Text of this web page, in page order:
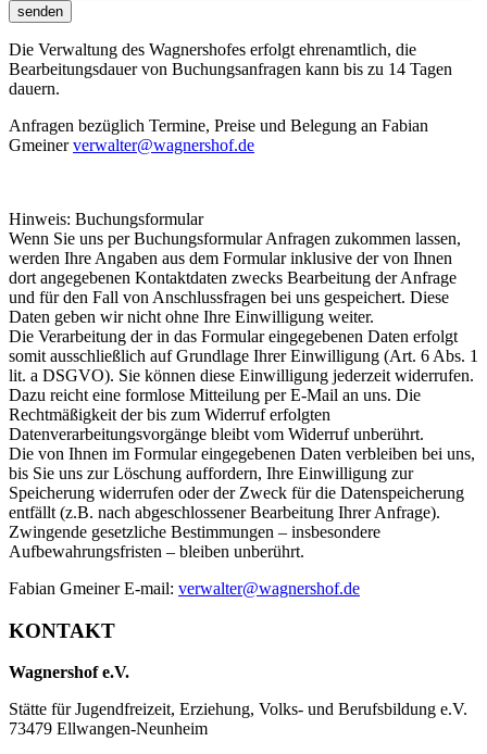
senden
Die Verwaltung des Wagnershofes erfolgt ehrenamtlich, die
Bearbeitungsdauer von Buchungsanfragen kann bis zu 14 Tagen
dauern.
Anfragen bezüglich Termine, Preise und Belegung an Fabian
Gmeinerverwalter@wagnershof.de
Hinweis: Buchungsformular
Wenn Sie uns per Buchungsformular Anfragen zukommen lassen,
werden Ihre Angaben aus dem Formular inklusive der von Ihnen
dort angegebenen Kontaktdaten zwecks Bearbeitung der Anfrage
und für den Fall von Anschlussfragen bei uns gespeichert. Diese
Daten geben wir nicht ohne Ihre Einwilligung weiter.
Die Verarbeitung der in das Formular eingegebenen Daten erfolgt
somit ausschließlich auf Grundlage Ihrer Einwilligung (Art. 6 Abs. 1
lit. a DSGVO). Sie können diese Einwilligung jederzeit widerrufen.
Dazu reicht eine formlose Mitteilung per E-Mail an uns. Die
Rechtmäßigkeit der bis zum Widerruf erfolgten
Datenverarbeitungsvorgänge bleibt vom Widerruf unberührt.
Die von Ihnen im Formular eingegebenen Daten verbleiben bei uns,
bis Sie uns zur Löschung auffordern, Ihre Einwilligung zur
Speicherung widerrufen oder der Zweck für die Datenspeicherung
entfällt (z.B. nach abgeschlossener Bearbeitung Ihrer Anfrage).
Zwingende gesetzliche Bestimmungen – insbesondere
Aufbewahrungsfristen – bleiben unberührt.
Fabian Gmeiner E-mail: verwalter@wagnershof.de
KONTAKT
Wagnershof e.V.
Stätte für Jugendfreizeit, Erziehung, Volks- und Berufsbildung e.V.
73479 Ellwangen-Neunheim